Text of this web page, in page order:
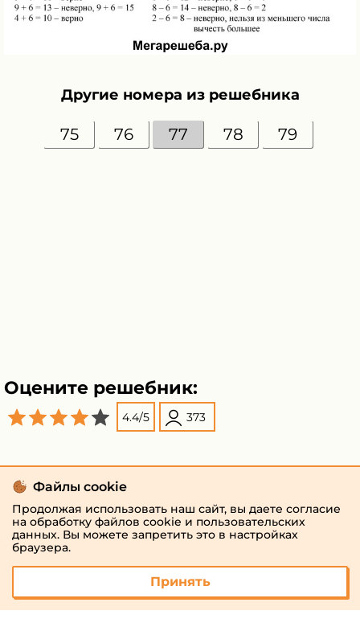
Другие номера из решебника
75 76 77 78 79
Оцените решебник:
4.4/5 373
Файлы cookie
Продолжая использовать наш сайт, вы даете согласие
на обработку файлов cookie и пользовательских
данных. Вы можете запретить это в настройках
браузера.
Принять